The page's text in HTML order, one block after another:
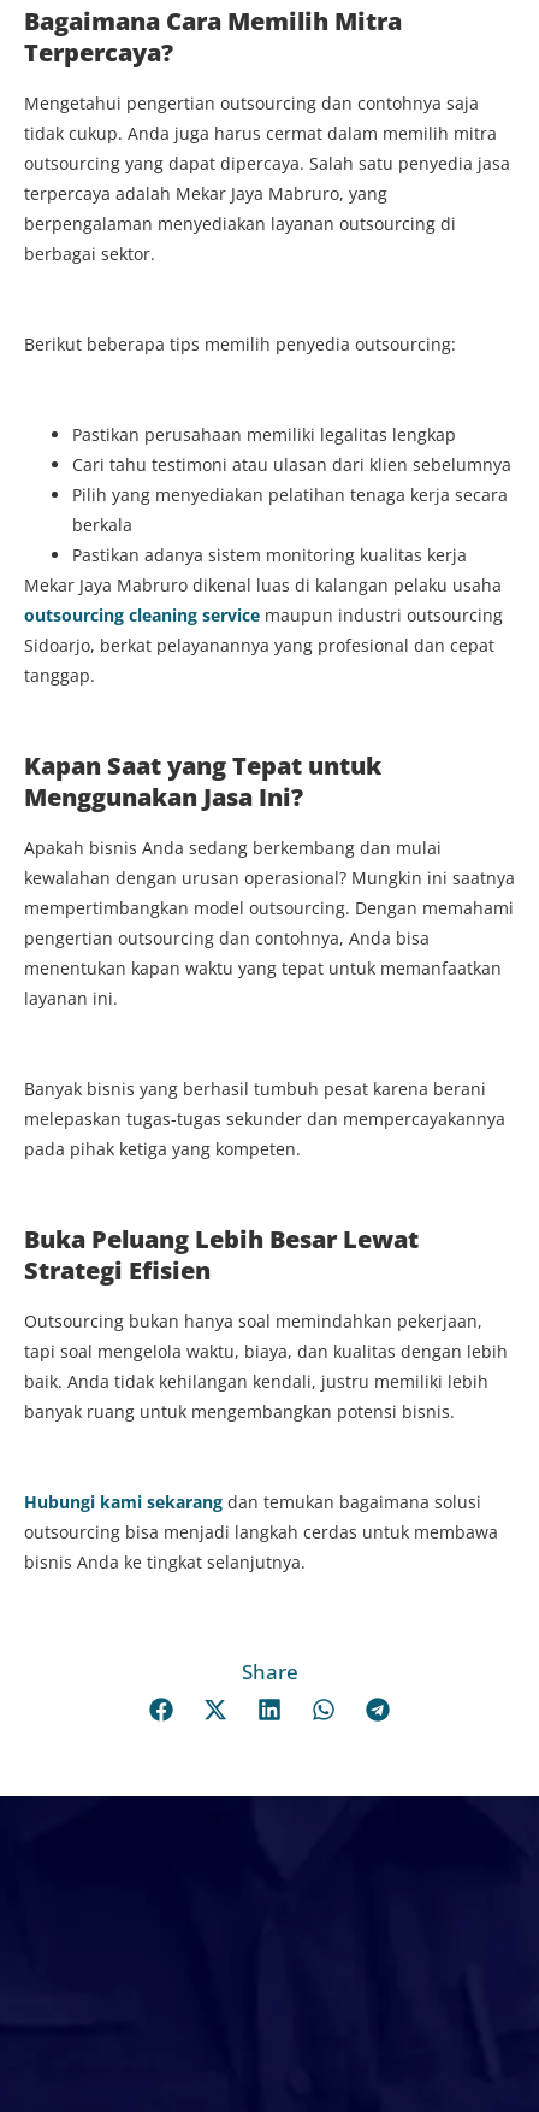
Bagaimana Cara Memilih Mitra
Terpercaya?
Mengetahui pengertian outsourcing dan contohnya saja
tidak cukup. Anda juga harus cermat dalam memilih mitra
outsourcing yang dapat dipercaya. Salah satu penyedia jasa
terpercaya adalah Mekar Jaya Mabruro, yang
berpengalaman menyediakan layanan outsourcing di
berbagai sektor.
Berikut beberapa tips memilih penyedia outsourcing:
Pastikan perusahaan memiliki legalitas lengkap
Cari tahu testimoni atau ulasan dari klien sebelumnya
Pilih yang menyediakan pelatihan tenaga kerja secara
berkala
Pastikan adanya sistem monitoring kualitas kerja
Mekar Jaya Mabruro dikenal luas di kalangan pelaku usaha
outsourcing cleaning service maupun industri outsourcing
Sidoarjo, berkat pelayanannya yang profesional dan cepat
tanggap.
Kapan Saat yang Tepat untuk
Menggunakan Jasa Ini?
Apakah bisnis Anda sedang berkembang dan mulai
kewalahan dengan urusan operasional? Mungkin ini saatnya
mempertimbangkan model outsourcing. Dengan memahami
pengertian outsourcing dan contohnya, Anda bisa
menentukan kapan waktu yang tepat untuk memanfaatkan
layanan ini.
Banyak bisnis yang berhasil tumbuh pesat karena berani
melepaskan tugas-tugas sekunder dan mempercayakannya
pada pihak ketiga yang kompeten.
Buka Peluang Lebih Besar Lewat
Strategi Efisien
Outsourcing bukan hanya soal memindahkan pekerjaan,
tapi soal mengelola waktu, biaya, dan kualitas dengan lebih
baik. Anda tidak kehilangan kendali, justru memiliki lebih
banyak ruang untuk mengembangkan potensi bisnis.
Hubungi kami sekarang dan temukan bagaimana solusi
outsourcing bisa menjadi langkah cerdas untuk membawa
bisnis Anda ke tingkat selanjutnya.
Share